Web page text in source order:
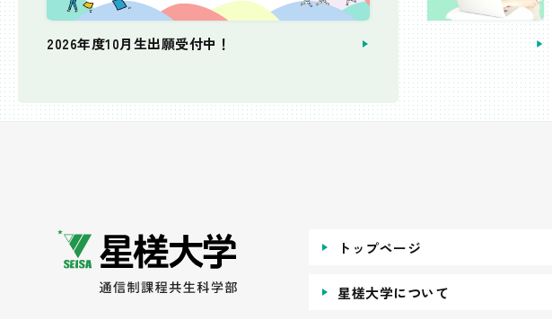
2026年度10月生出願受付中！
個別相談会 受講生・卒業生の声
トップページ
星槎大学について